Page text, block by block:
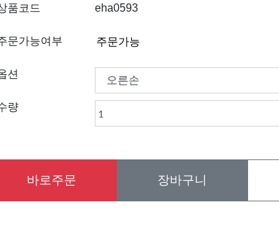
품코드 eha0593
문가능여부
션
량
바로주문 장바구니